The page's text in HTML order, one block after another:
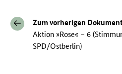
Zum vorherigen
Aktion »Rose« – 6
SPD/Ostberlin)